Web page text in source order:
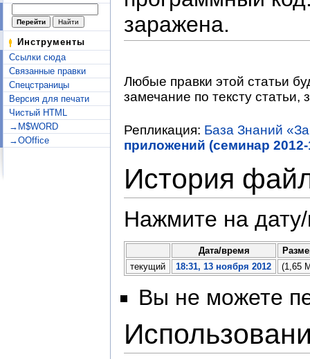
Инструменты
Ссылки сюда
Связанные правки
Спецстраницы
Версия для печати
Чистый HTML
→M$WORD
→OOffice
заражена.
Любые правки этой статьи
замечание по тексту
Репликация: База Знаний
приложений (семинар
История
Нажмите на
Дата/время
текущий
18:31, 13 ноября 2012 (1,65
Вы не можете